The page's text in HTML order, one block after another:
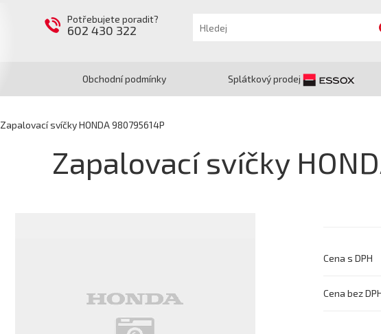
Potřebujete poradit?
602 430 322
Obchodní podmínky Splátkový prodej
Zapalovací svíčky HONDA 980795614P
Zapalovací svíčky
Cena s DPH
Cena bez